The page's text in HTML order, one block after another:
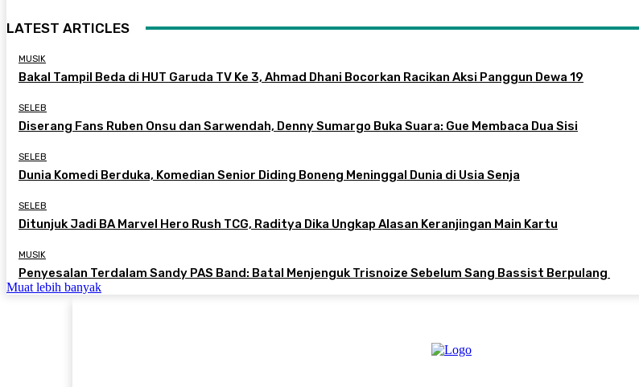
LATEST ARTICLES
MUSIK
Bakal Tampil Beda di HUT Garuda TV Ke 3, Ahmad Dhani Bocorkan Racikan Aksi Panggun Dewa 19
SELEB
Diserang Fans Ruben Onsu dan Sarwendah, Denny Sumargo Buka Suara: Gue Membaca Dua Sisi
SELEB
Dunia Komedi Berduka, Komedian Senior Diding Boneng Meninggal Dunia di Usia Senja
SELEB
Ditunjuk Jadi BA Marvel Hero Rush TCG, Raditya Dika Ungkap Alasan Keranjingan Main Kartu
MUSIK
Penyesalan Terdalam Sandy PAS Band: Batal Menjenguk Trisnoize Sebelum Sang Bassist Berpulang ​
Muat lebih banyak